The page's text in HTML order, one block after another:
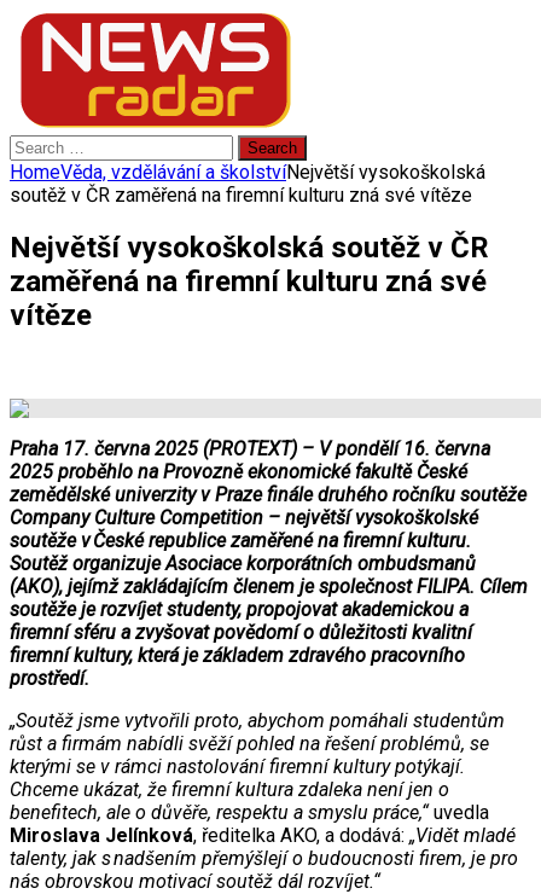
Search
for:
HomeVěda, vzdělávání a školstvíNejvětší vysokoškolská
soutěž v ČR zaměřená na firemní kulturu zná své vítěze
Největší vysokoškolská soutěž v ČR
zaměřená na firemní kulturu zná své
vítěze
Praha 17. června 2025 (PROTEXT) – V pondělí 16. června
2025 proběhlo na Provozně ekonomické fakultě České
zemědělské univerzity v Praze finále druhého ročníku soutěže
Company Culture Competition – největší vysokoškolské
soutěže v České republice zaměřené na firemní kulturu.
Soutěž organizuje Asociace korporátních ombudsmanů
(AKO), jejímž zakládajícím členem je společnost FILIPA. Cílem
soutěže je rozvíjet studenty, propojovat akademickou a
firemní sféru a zvyšovat povědomí o důležitosti kvalitní
firemní kultury, která je základem zdravého pracovního
prostředí.
„Soutěž jsme vytvořili proto, abychom pomáhali studentům
růst a firmám nabídli svěží pohled na řešení problémů, se
kterými se v rámci nastolování firemní kultury potýkají.
Chceme ukázat, že firemní kultura zdaleka není jen o
benefitech, ale o důvěře, respektu a smyslu práce,“uvedla
Miroslava Jelínková, ředitelka AKO, a dodává: „Vidět mladé
talenty, jak s nadšením přemýšlejí o budoucnosti firem, je pro
nás obrovskou motivací soutěž dál rozvíjet.“